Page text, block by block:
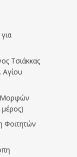
Τσιάκκας
Αγίου
Μορφών
Φοιτητών